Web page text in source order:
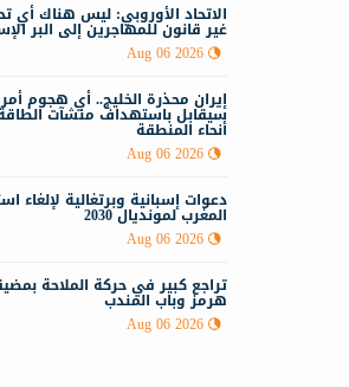
الاتحاد الأوروبي: ليس هناك أي
غير قانون للمهاجرين إلى البر
Aug 06 2026
إيران محذرة الخليج.. أي هجوم
سيقابل باستهداف منشآت
أنحاء المنطقة
Aug 06 2026
دعوات إسبانية وبرتغالية لإلغاء
المغرب لمونديال 2030
Aug 06 2026
تراجع كبير في حركة الملاحة
هرمز وباب المندب
Aug 06 2026